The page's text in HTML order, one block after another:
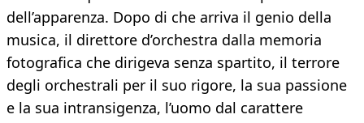
dell’apparenza. Dopo di che arriva il genio della
musica, il direttore d’orchestra dalla memoria
fotografica che dirigeva senza spartito, il terrore
degli orchestrali per il suo rigore, la sua passione
e la sua intransigenza, l’uomo dal carattere